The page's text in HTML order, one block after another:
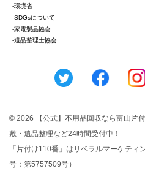
-環境省
-SDGsについて
-家電製品協会
-遺品整理士協会
© 2026 【公式】不用品回収なら富山片
敷・遺品整理など24時間受付中！
「片付け110番」はリベラルマーケティ
号：第5757509号）